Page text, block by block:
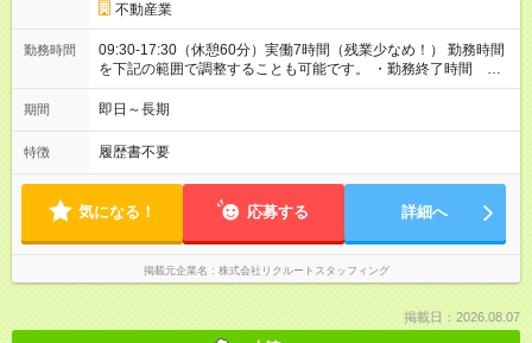
不動産業
勤務時間
09:30-17:30（休憩60分）実働7時間（残業少なめ！） 勤務時間
を下記の範囲で調整することも可能です。 ・勤務終了時間
16:30～18:30 ・実働 06:00～08:00
期間 即日～長期
特徴 履歴書不要
気になる！ 応募する 詳細へ
掲載元企業名 株式会社リクルートスタッフィング
掲載日：2026.08.07